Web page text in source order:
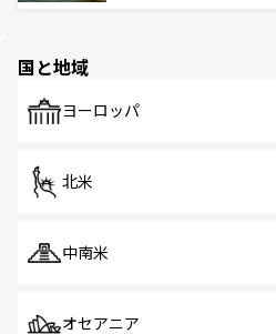
で、ホーカーズは地元の
国と地域
ヨーロッパ
北米
中南米
オセアニア